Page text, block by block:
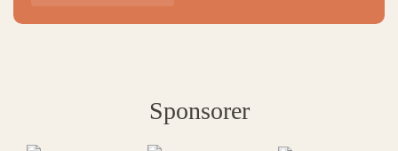
Sponsorer